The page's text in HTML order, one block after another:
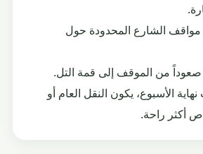
مواقف الشارع المحدودة حول
من الموقف إلى قمة التل.
الأسبوع، يكون النقل العام أو
أكثر راحة.